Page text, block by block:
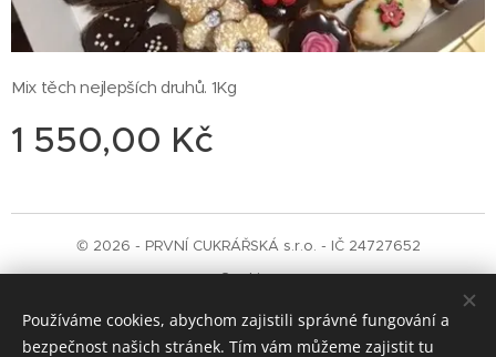
Mix těch nejlepších druhů. 1Kg
1 550,00 Kč
© 2026 - PRVNÍ CUKRÁŘSKÁ s.r.o. - IČ 24727652
Cookies
Jazyky
Čeština
English
Používáme cookies, abychom zajistili správné fungování a
bezpečnost našich stránek. Tím vám můžeme zajistit tu